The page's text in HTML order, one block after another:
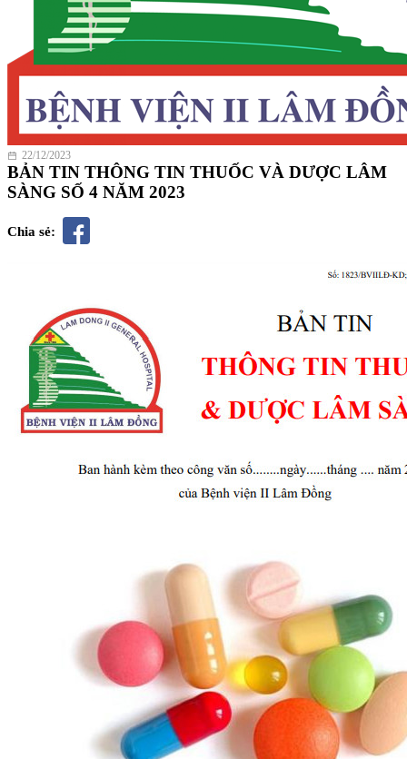
22/12/2023
BẢN TIN THÔNG TIN THUỐC VÀ DƯỢC LÂM
SÀNG SỐ 4 NĂM 2023
Chia sẻ: